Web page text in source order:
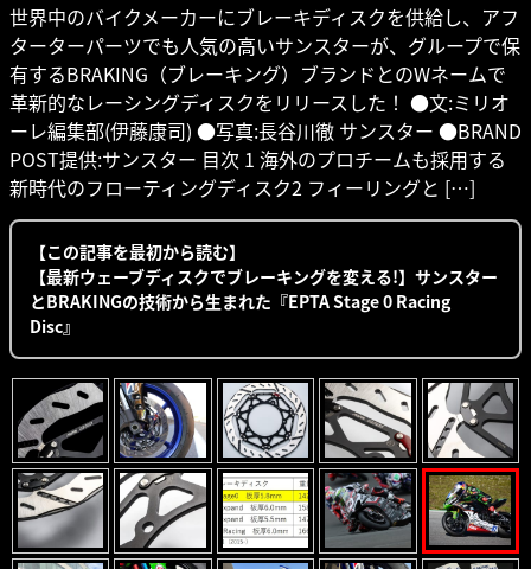
世界中のバイクメーカーにブレーキディスクを供給し、アフ
ターターパーツでも人気の高いサンスターが、グループで保
有するBRAKING（ブレーキング）ブランドとのWネームで
革新的なレーシングディスクをリリースした！ ●文:ミリオ
ーレ編集部(伊藤康司) ●写真:長谷川徹 サンスター ●BRAND
POST提供:サンスター 目次 1 海外のプロチームも採用する
新時代のフローティングディスク2 フィーリングと […]
【この記事を最初から読む】
【最新ウェーブディスクでブレーキングを変える!】サンスター
とBRAKINGの技術から生まれた『EPTA Stage 0 Racing
Disc』